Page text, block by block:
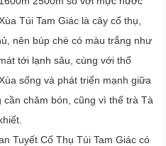
Túi Tam Giác là cây cổ thụ,
nên búp chè có màu trắng như
tới lạnh sâu, cùng với thổ
sống và phát triển mạnh giữa
chăm bón, cũng vì thế trà Tà
Tuyết Cổ Thụ Túi Tam Giác có